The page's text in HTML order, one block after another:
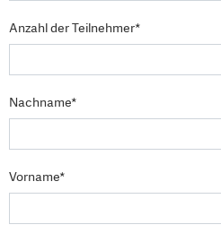
Anzahl der Teilnehmer*
Nachname*
Vorname*